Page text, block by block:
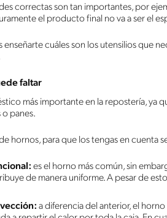
correctas son tan importantes, por
el producto final no va a ser el
enseñarte cuáles son los utensilios que
faltar
más importante en la repostería, ya
panes.
hornos, para que los tengas en cuenta
es el horno más común, sin
de manera uniforme. A pesar de
a diferencia del anterior, el